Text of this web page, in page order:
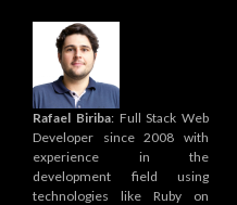
Rafael Biriba: Full Stack Web
Developer since 2008 with
experience in the
development field using
technologies like Ruby on